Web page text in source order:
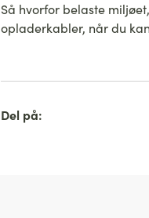
Så hvorfor belaste
opladerkabler, når du
Del på: